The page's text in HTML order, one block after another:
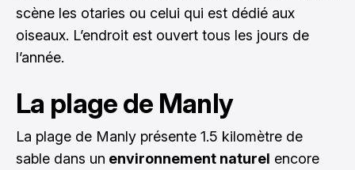
scène les otaries ou celui qui est dédié aux
oiseaux. L’endroit est ouvert tous les jours de
l’année.
La plage de Manly
La plage de Manly présente 1.5 kilomètre de
sable dans un environnement naturel encore